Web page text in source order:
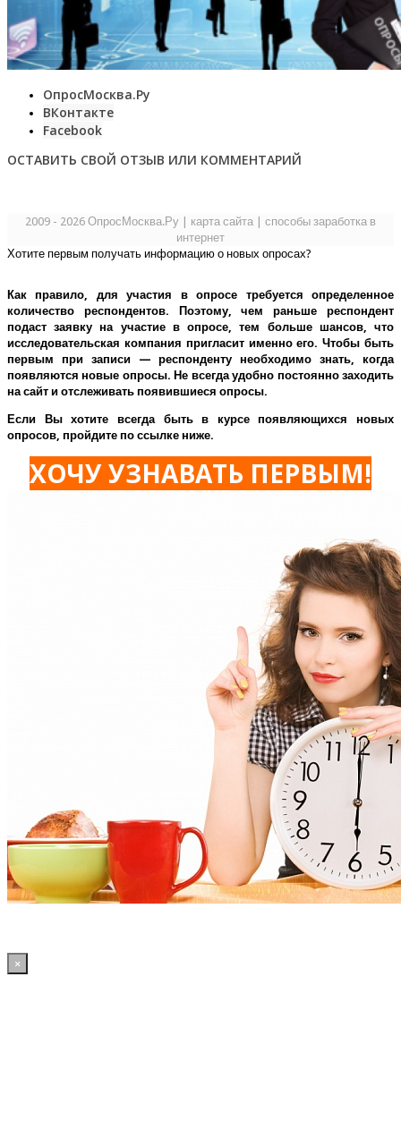
ОпросМосква.Ру
ВКонтакте
Facebook
ОСТАВИТЬ СВОЙ ОТЗЫВ ИЛИ КОММЕНТАРИЙ
2009 - 2026 ОпросМосква.Ру | карта сайта | способы заработка в
интернет
Хотите первым получать информацию о новых опросах?
Как правило, для участия в опросе требуется определенное
количество респондентов. Поэтому, чем раньше респондент
подаст заявку на участие в опросе, тем больше шансов, что
исследовательская компания пригласит именно его.Чтобы быть
первым при записи — респонденту необходимо знать, когда
появляются новые опросы. Не всегда удобно постоянно заходить
на сайт и отслеживать появившиеся опросы.
Если Вы хотите всегда быть в курсе появляющихся новых
опросов, пройдите по ссылке ниже.
ХОЧУ УЗНАВАТЬ ПЕРВЫМ!
×